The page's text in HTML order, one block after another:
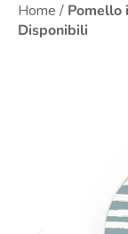
Home / Pomello
Disponibili